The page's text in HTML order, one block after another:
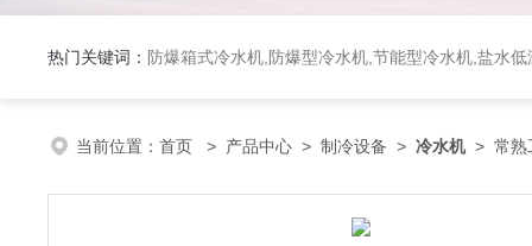
热门关键词： 防爆箱式冷水机,防爆型冷水机,节能型冷水机,盐水低
当前位置： 首页 > 产品中心 > 制冷设备 > 冷水机> 常熟